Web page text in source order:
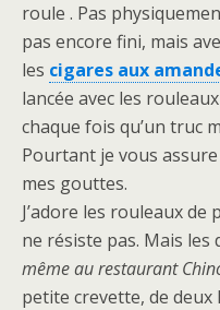
roule . Pas
pas encore fini, mais
les cigares aux
lancée avec les
chaque fois qu’un truc
Pourtant je vous
mes gouttes.
J’adore les rouleaux de
ne résiste pas. Mais les
même au restaurant
petite crevette, de deux